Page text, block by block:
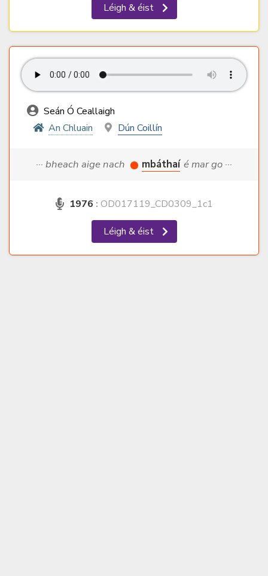
Léigh & éist
Seán Ó Ceallaigh
An Chluain
Dún Coillín
··· bheach aige nach mbáthaí é mar go ···
1976 : OD017119_CD0309_1c1
Léigh & éist